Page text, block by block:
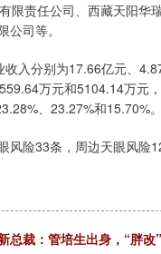
限责任公司、西藏天阳
司等。
入分别为17.66亿元、
万元和5104.14万元
、23.27%和15.70%。
险33条，周边天眼风险
总裁：管培生出身，“胖改